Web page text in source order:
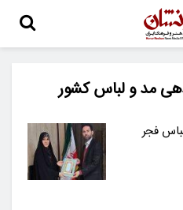
مد و لباس کشور
فجر